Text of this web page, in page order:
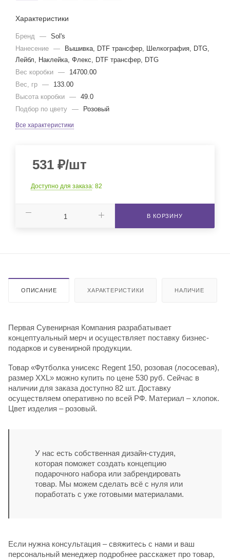
Характеристики
Бренд — Sol's
Нанесение —
Вышивка, DTF трансфер, Шелкография, DTG,
Лейбл, Наклейка, Флекс, DTF трансфер, DTG
Вес коробки —
14700.00
Вес, гр —
133.00
Высота коробки — 49.0
Подбор по цвету — Розовый
Все характеристики
531 ₽/шт
Доступно для заказа: 82
В КОРЗИНУ
ОПИСАНИЕ ХАРАКТЕРИСТИКИ НАЛИЧИЕ
Первая Сувенирная Компания разрабатывает
концептуальный мерч и осуществляет поставку бизнес-
подарков и сувенирной продукции.
Товар «Футболка унисекс Regent 150, розовая (лососевая),
размер XXL» можно купить по цене 530 руб. Сейчас в
наличии для заказа доступно 82 шт. Доставку
осуществляем оперативно по всей РФ. Материал – хлопок.
Цвет изделия – розовый.
У нас есть собственная дизайн-студия,
которая поможет создать концепцию
подарочного набора или забрендировать
товар. Мы можем сделать всё с нуля или
поработать с уже готовыми материалами.
Если нужна консультация – свяжитесь с нами и ваш
персональный менеджер подробнее расскажет про товар,